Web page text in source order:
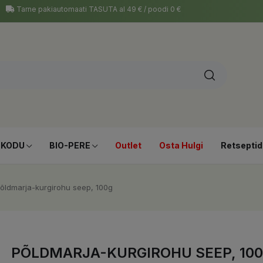
Tarne pakiautomaati TASUTA al 49 € / poodi 0 €
BIO-PERE Outlet Osta Hulgi Retseptid
kurgirohu seep, 100g
PÕLDMARJA-KURGIROHU SEEP,